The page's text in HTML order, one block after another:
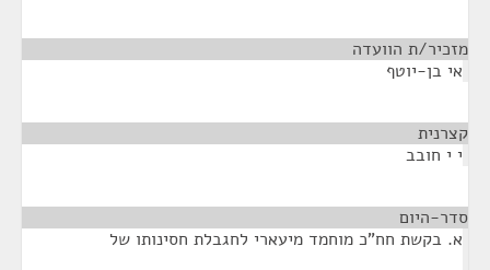
מזכיר/ת הוועדה
אי בן-יוטף
קצרנית
י י חובב
סדר-היום
א. בקשת חח"כ מוחמד מיעארי לחגבלת חסינותו של